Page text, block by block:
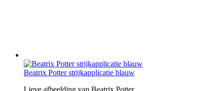
Beatrix Potter strijkapplicatie blauw
Lieve afbeelding van Beatrix Potter